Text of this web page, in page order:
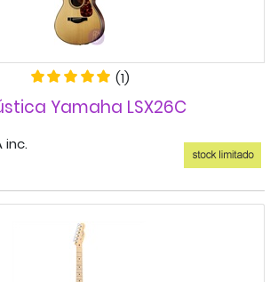
(1)
Yamaha LSX26C
inc.